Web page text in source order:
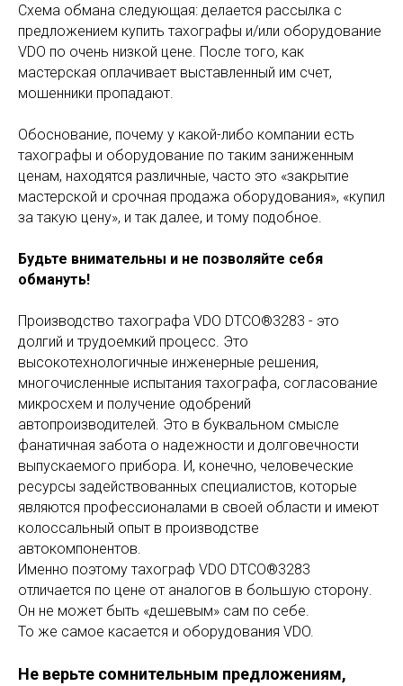
Схема обмана следующая: делается рассылка с
предложением купить тахографы и/или оборудование
VDO по очень низкой цене. После того, как
мастерская оплачивает выставленный им счет,
мошенники пропадают.
Обоснование, почему у какой-либо компании есть
тахографы и оборудование по таким заниженным
ценам, находятся различные, часто это «закрытие
мастерской и срочная продажа оборудования», «купил
за такую цену», и так далее, и тому подобное.
Будьте внимательны и не позволяйте себя
обмануть!
Производство тахографа VDO DTCO®3283 - это
долгий и трудоемкий процесс. Это
высокотехнологичные инженерные решения,
многочисленные испытания тахографа, согласование
микросхем и получение одобрений
автопроизводителей. Это в буквальном смысле
фанатичная забота о надежности и долговечности
выпускаемого прибора. И, конечно, человеческие
ресурсы задействованных специалистов, которые
являются профессионалами в своей области и имеют
колоссальный опыт в производстве
автокомпонентов.
Именно поэтому тахограф VDO DTCO®3283
отличается по цене от аналогов в большую сторону.
Он не может быть «дешевым» сам по себе.
То же самое касается и оборудования VDO.
Не верьте сомнительным предложениям,